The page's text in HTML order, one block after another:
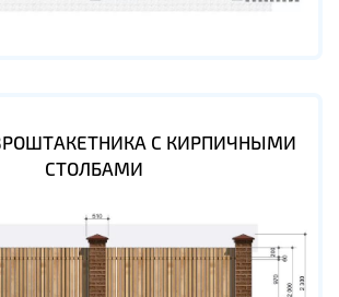
С КИРПИЧНЫМИ
СТОЛБАМИ